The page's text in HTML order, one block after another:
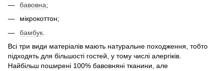
бавовна;
мікрокоттон;
бамбук
Всі три види матеріалів мають натуральне походження, тобто
підходять для більшості гостей, у тому числі алергіків.
Найбільш поширені 100% бавовняні тканини, але